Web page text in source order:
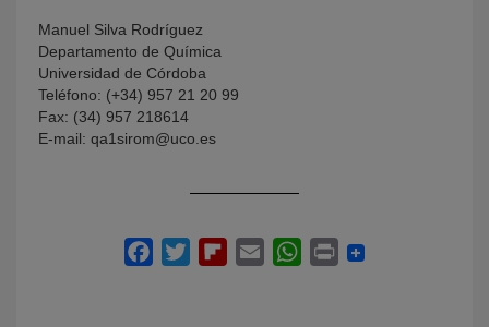
Manuel Silva Rodríguez
Departamento de Química
Universidad de Córdoba
Teléfono: (+34) 957 21 20 99
Fax: (34) 957 218614
E-mail: qa1sirom@uco.es